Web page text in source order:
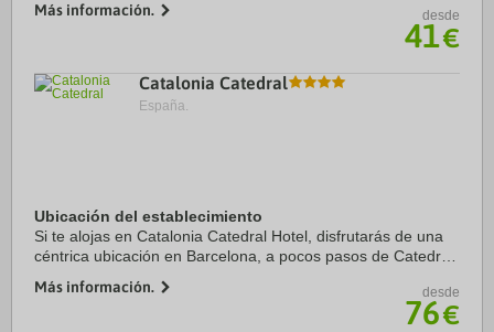
Plaza de Catalunya. Además, este ...
Más información. desde
41€
Catalonia Catedral
España.
Ubicación del establecimiento
Si te alojas en Catalonia Catedral Hotel, disfrutarás de una
céntrica ubicación en Barcelona, a pocos pasos de Catedral
Además, este hotel sostenible se ...
Más información. desde
76€